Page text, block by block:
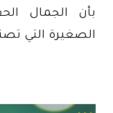
بأن الجمال
الصغيرة التي